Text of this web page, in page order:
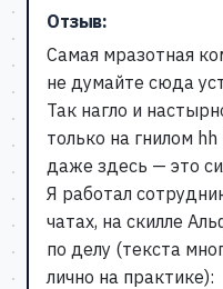
Отзыв:
Самая мразотная
не думайте сюда
Так нагло и
только на гнилом
даже здесь — это
Я работал
чатах, на скилле
по делу (текста
лично на практике):